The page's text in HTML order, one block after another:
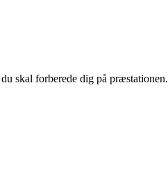
skal forberede dig på præstationen.